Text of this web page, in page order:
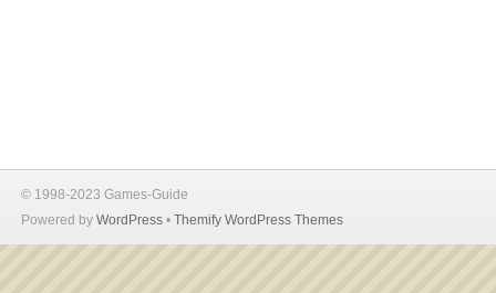
© 1998-2023 Games-Guide
Powered by WordPress • Themify WordPress Themes